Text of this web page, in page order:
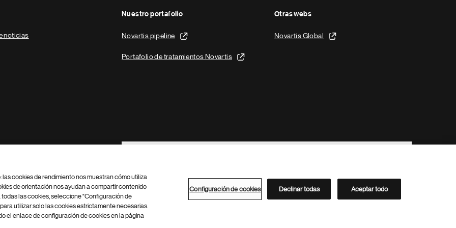
noticias
Nuestro portafolio
Novartis pipeline
Portafolio de tratamientos Novartis
Otras webs
Novartis Global
Footer Site Search
Configuración de cookies Mapa del sitio
Directorio de Novartis
cookies de rendimiento nos muestran cómo utiliza
de orientación nos ayudan a compartir contenido
las cookies, seleccione "Configuración de
utilizar solo las cookies estrictamente necesarias.
el enlace de configuración de cookies en la página
Configuración de cookies Declinar todas Aceptar todo